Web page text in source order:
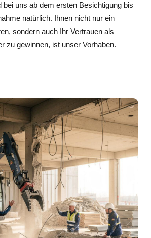
bei uns ab dem ersten Besichtigung bis
natürlich. Ihnen nicht nur ein
sondern auch Ihr Vertrauen als
zu gewinnen, ist unser Vorhaben.